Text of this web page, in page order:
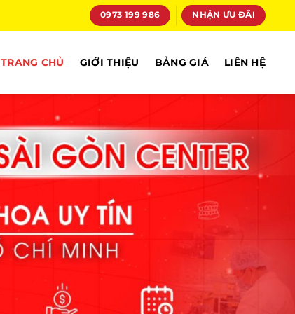
0973 199 986 NHẬN ƯU ĐÃI
TRANG CHỦ GIỚI THIỆU BẢNG GIÁ LIÊN HỆ